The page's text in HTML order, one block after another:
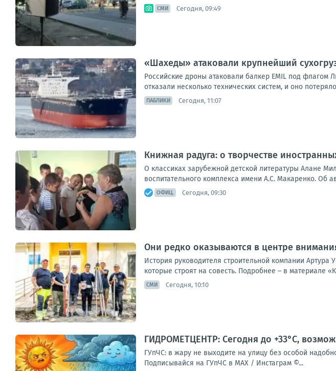
СМИ Сегодня, 09:49
«Шахеды» атаковали крупнейший
Российские дроны атаковали балкер EMIL под флагом
отказали несколько технических систем, и оно
ПАБЛИКИ Сегодня, 11:07
Книжная радуга: о творчестве
О классиках зарубежной детской литературы Алане
воспитательного комплекса имени А.С. Макаренко. Об
ОФИЦ. Сегодня, 09:30
Они редко оказываются в центре
История руководителя строительной компании
которые строят на совесть. Подробнее – в материале
СМИ Сегодня, 10:10
ГИДРОМЕТЦЕНТР: Сегодня до +33°С,
ГУпЧС: в жару не выходите на улицу без особой
Подписывайся на ГУпЧС в MAX / Инстаграм ©...